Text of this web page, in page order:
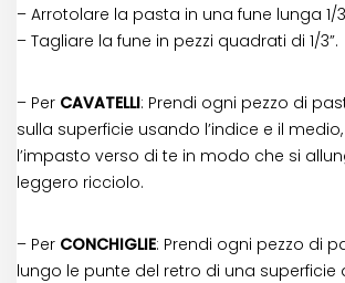
– Arrotolare la pasta in una fune lunga 1/
– Tagliare la fune in pezzi quadrati di 1/3”.
– Per CAVATELLI: Prendi ogni pezzo di
sulla superficie usando l’indice e il
l’impasto verso di te in modo che si
leggero ricciolo.
– Per CONCHIGLIE: Prendi ogni pezzo di
lungo le punte del retro di una superficie